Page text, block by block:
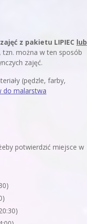
z pakietu LIPIEC lub
, tzn. można w ten sposób
zajęć.
(pędzle, farby,
do malarstwa
potwierdzić miejsce w
20:30)